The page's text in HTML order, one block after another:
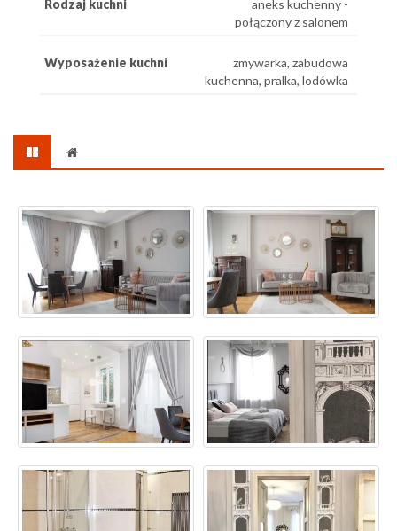
Rodzaj kuchni
aneks kuchenny -
połączony z salonem
Wyposażenie kuchni
zmywarka, zabudowa
kuchenna, pralka, lodówka